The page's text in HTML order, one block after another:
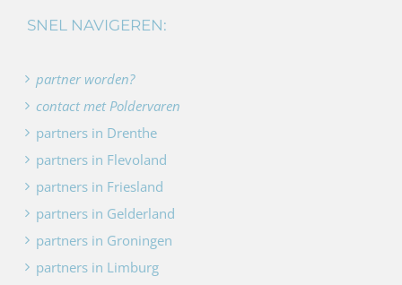
SNEL NAVIGEREN:
partner worden?
contact met Poldervaren
partners in Drenthe
partners in Flevoland
partners in Friesland
partners in Gelderland
partners in Groningen
partners in Limburg